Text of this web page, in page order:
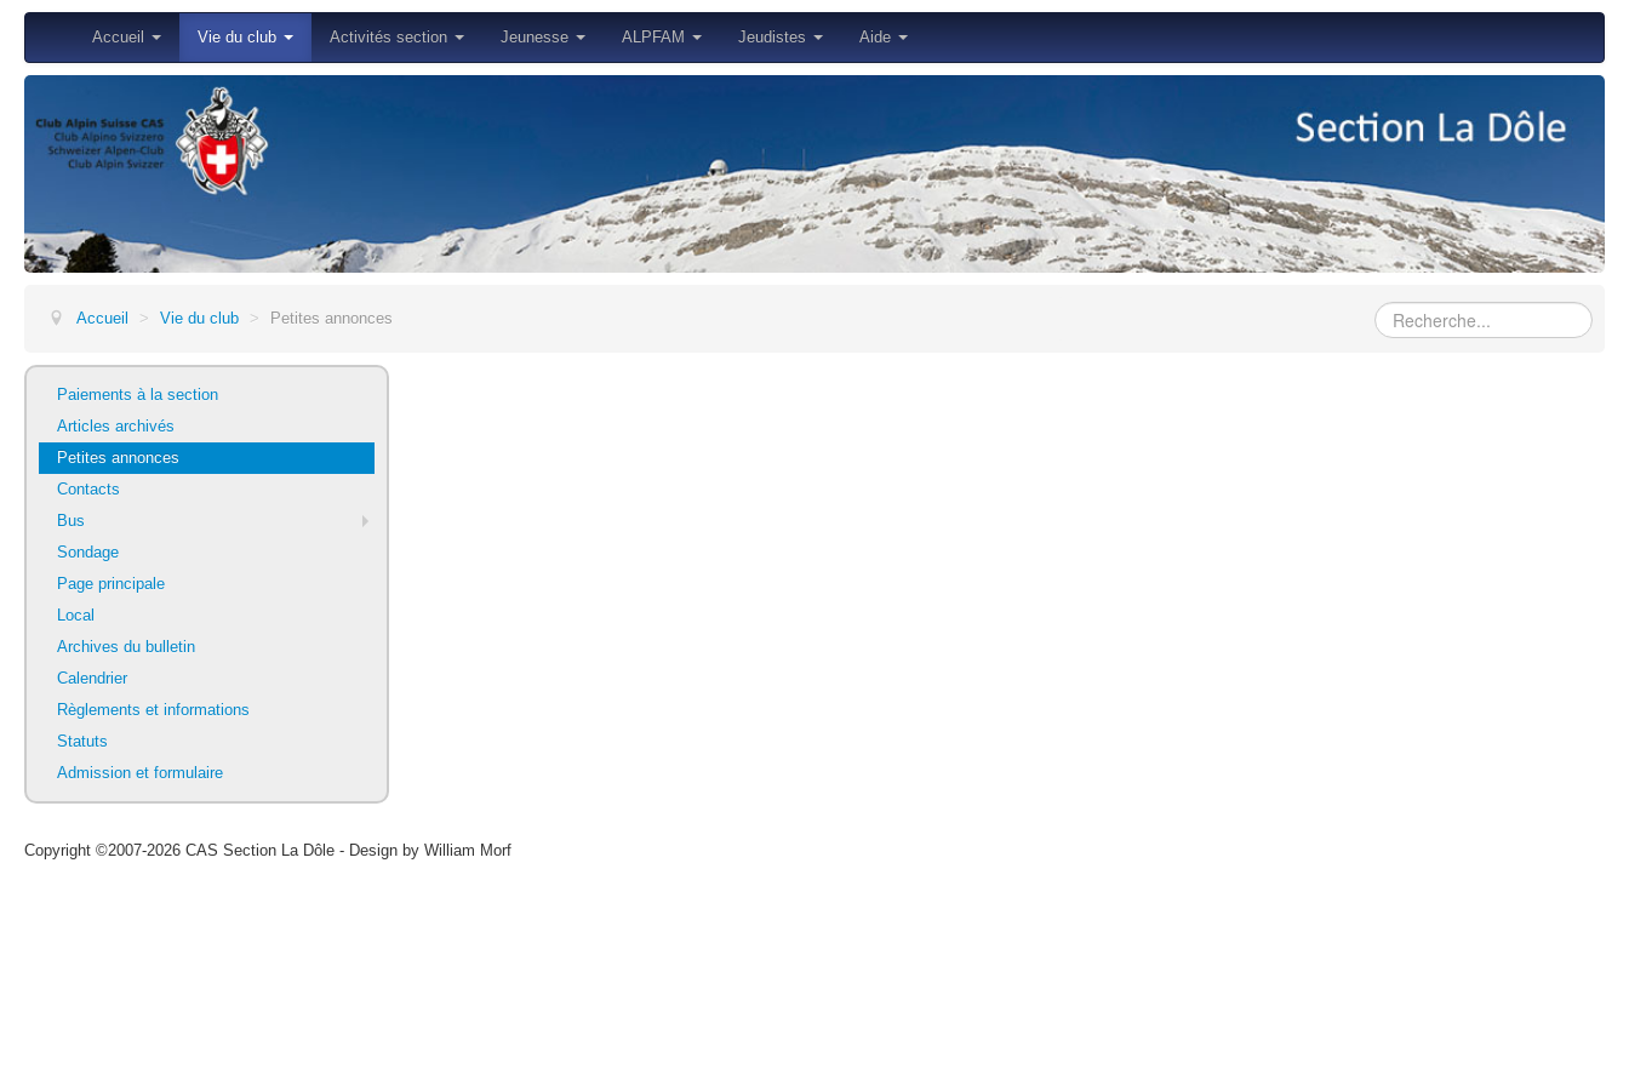
Accueil Vie du club Activités section Jeunesse ALPFAM Jeudistes Aide
Accueil > Vie du club > Petites annonces Rechercher
Paiements à la section
Articles archivés
Petites annonces
Contacts
Bus
Sondage
Page principale
Local
Archives du bulletin
Calendrier
Règlements et informations
Statuts
Admission et formulaire
Copyright ©2007-2026 CAS Section La Dôle - Design by William Morf